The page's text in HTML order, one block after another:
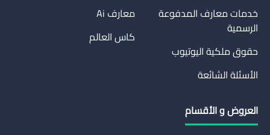
خدمات معارف المدفوعة
الرسمية
حقوق ملكية اليوتيوب
الأسئلة الشائعة
معارف Ai
كاس العالم
العروض و الأقسام